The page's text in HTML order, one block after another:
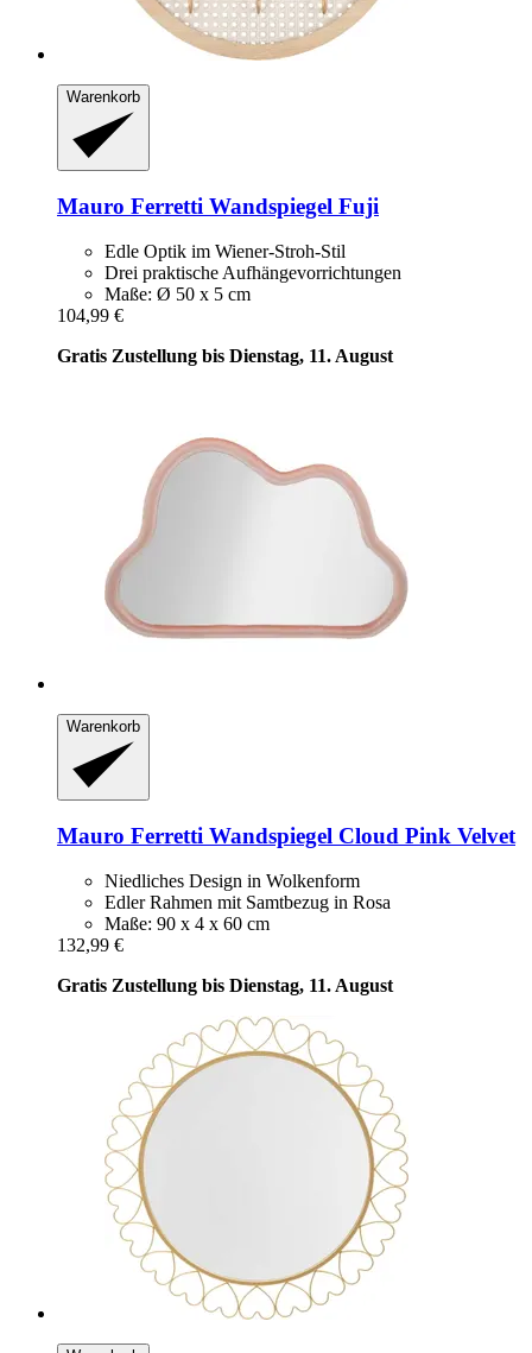
Warenkorb
Mauro Ferretti Wandspiegel Fuji
Edle Optik im Wiener-Stroh-Stil
Drei praktische Aufhängevorrichtungen
Maße: Ø 50 x 5 cm
104,99 €
Gratis Zustellung bis Dienstag, 11. August
Warenkorb
Mauro Ferretti Wandspiegel Cloud Pink Velvet
Niedliches Design in Wolkenform
Edler Rahmen mit Samtbezug in Rosa
Maße: 90 x 4 x 60 cm
132,99 €
Gratis Zustellung bis Dienstag, 11. August